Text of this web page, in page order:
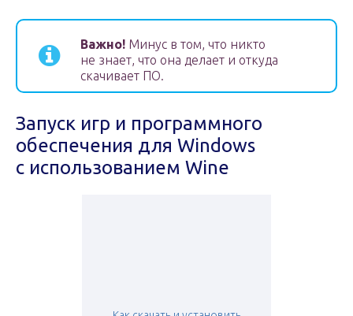
Важно! Минус в том, что никто
не знает, что она делает и откуда
скачивает ПО.
Запуск игр и программного
обеспечения для Windows
с использованием Wine